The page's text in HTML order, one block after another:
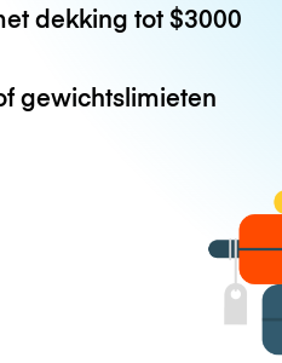
dekking tot$3000
gewichtslimieten